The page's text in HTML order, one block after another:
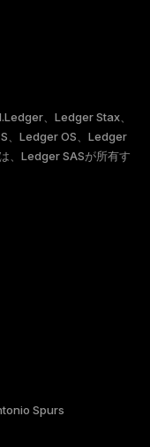
、Ledger Stax、
、Ledger OS、Ledger
、Ledger SASが所有す
Spurs